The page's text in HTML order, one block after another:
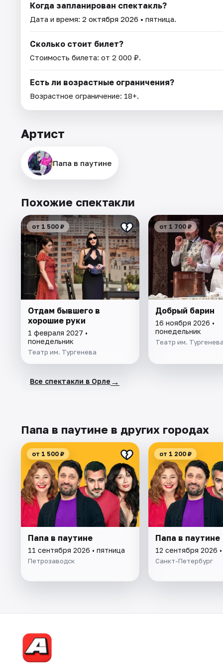
Когда запланирован спектакль?
Дата и время: 2 октября 2026 • пятница.
Сколько стоит билет?
Стоимость билета: от 2 000 ₽.
Есть ли возрастные ограничения?
Возрастное ограничение: 18+.
Артист
Папа в паутине
Похожие спектакли
от 1 500 ₽
Отдам бывшего в
хорошие руки
1 февраля 2027 •
понедельник
Театр им. Тургенева
от 1 700 ₽
Добрый барин
16 ноября 2026 •
понедельник
Театр им.
Все спектакли в Орле →
Папа в паутине в других городах
от 1 500 ₽
Папа в паутине
11 сентября 2026 • пятница
Петрозаводск
от 1 200 ₽
Папа в паутине
12 сентября 2026
Санкт-Петербург